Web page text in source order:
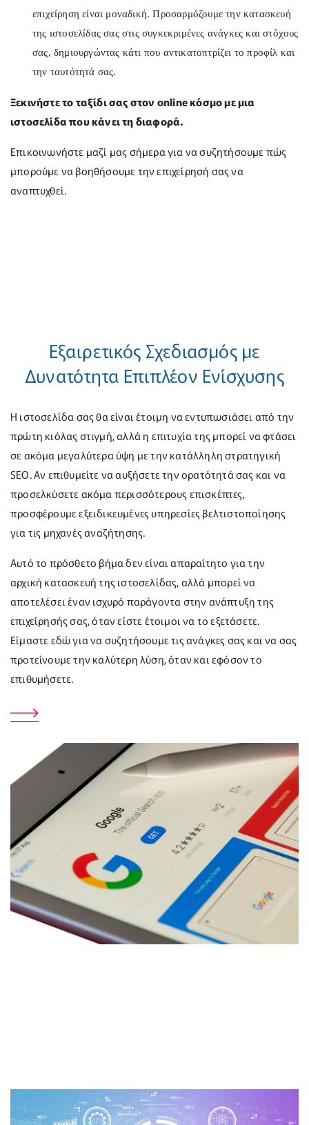
επιχείρηση είναι μοναδική. Προσαρμόζουμε την κατασκευή
της ιστοσελίδας σας στις συγκεκριμένες ανάγκες και στόχους
σας, δημιουργώντας κάτι που αντικατοπτρίζει το προφίλ και
την ταυτότητά σας.
Ξεκινήστε το ταξίδι σας στον online κόσμο με μια
ιστοσελίδα που κάνει τη διαφορά.
Επικοινωνήστε μαζί μας σήμερα για να συζητήσουμε πώς
μπορούμε να βοηθήσουμε την επιχείρησή σας να
αναπτυχθεί.
Εξαιρετικός Σχεδιασμός με
Δυνατότητα Επιπλέον Ενίσχυσης
Η ιστοσελίδα σας θα είναι έτοιμη να εντυπωσιάσει από την
πρώτη κιόλας στιγμή, αλλά η επιτυχία της μπορεί να φτάσει
σε ακόμα μεγαλύτερα ύψη με την κατάλληλη στρατηγική
SEO. Αν επιθυμείτε να αυξήσετε την ορατότητά σας και να
προσελκύσετε ακόμα περισσότερους επισκέπτες,
προσφέρουμε εξειδικευμένες υπηρεσίες βελτιστοποίησης
για τις μηχανές αναζήτησης.
Αυτό το πρόσθετο βήμα δεν είναι απαραίτητο για την
αρχική κατασκευή της ιστοσελίδας, αλλά μπορεί να
αποτελέσει έναν ισχυρό παράγοντα στην ανάπτυξη της
επιχείρησής σας, όταν είστε έτοιμοι να το εξετάσετε.
Είμαστε εδώ για να συζητήσουμε τις ανάγκες σας και να σας
προτείνουμε την καλύτερη λύση, όταν και εφόσον το
επιθυμήσετε.